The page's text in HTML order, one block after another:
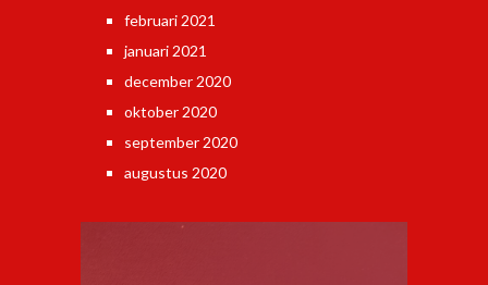
februari 2021
januari 2021
december 2020
oktober 2020
september 2020
augustus 2020